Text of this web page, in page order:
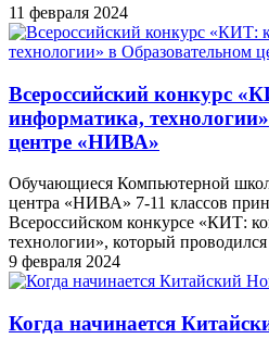
11 февраля 2024
Всероссийский конкурс
информатика,
центре «НИВА»
Обучающиеся Компьютерной
центра «НИВА» 7-11 классов
Всероссийском конкурсе «КИТ:
технологии», который
9 февраля 2024
Когда начинается